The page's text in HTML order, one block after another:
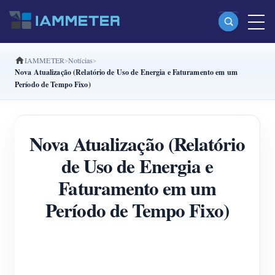
Produtos
Monofásico Medidor de energia Wi-Fi (WEM3080)
Fase dividida Medidor de energia Wi-Fi (WEM2067)
Trifásico Medidor de energia Wi-Fi (WEM3080T)
Trifásico Medidor de energia Wi-Fi (WEM3046T)
Trifásico Medidor de energia Wi-Fi (WEM3050T)
Controlador de potência WiFi
IAMMETER Notícias
Nova Atualização (Relatório de Uso de Energia e Faturamento em um
Período de Tempo Fixo)
Nova Atualização (Relatório
de Uso de Energia e
Faturamento em um
Período de Tempo Fixo)